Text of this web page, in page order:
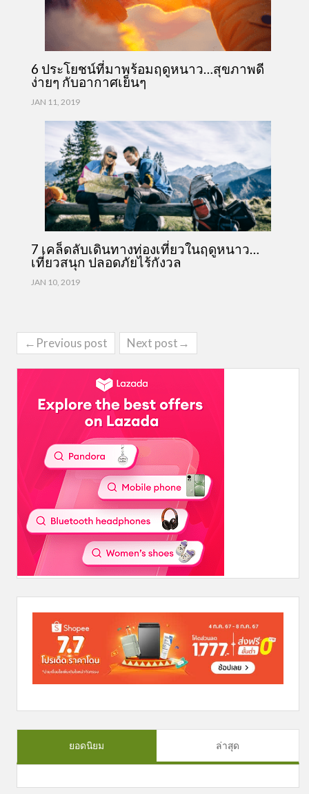
6 ประโยชน์ที่มาพร้อมฤดูหนาว…สุขภาพดี
ง่ายๆ กับอากาศเย็นๆ
JAN 11, 2019
7 เคล็ดลับเดินทางท่องเที่ยวในฤดูหนาว…
เที่ยวสนุก ปลอดภัยไร้กังวล
JAN 10, 2019
←Previous post Next post→
ยอดนิยม ล่าสุด